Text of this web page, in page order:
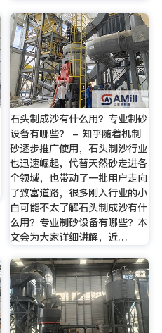
石头制成沙有什么用？专业制砂
设备有哪些？ - 知乎随着机制
砂逐步推广使用，石头制沙行业
也迅速崛起，代替天然砂走进各
个领域，也带动了一批用户走向
了致富道路，很多刚入行业的小
白可能不太了解石头制成沙有什
么用？专业制砂设备有哪些？本
文会为大家详细讲解，近…